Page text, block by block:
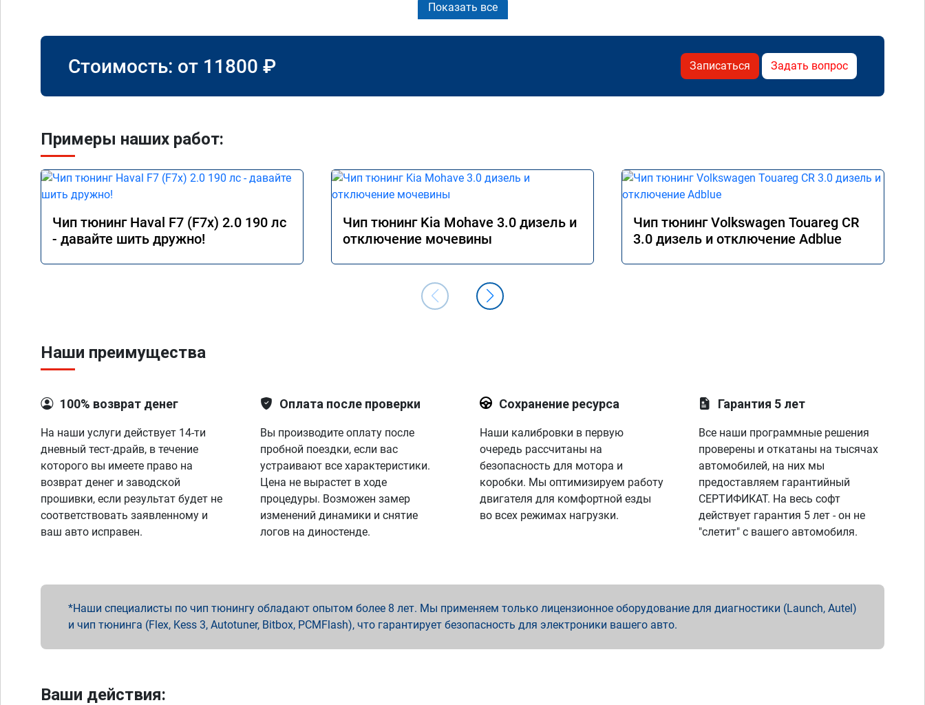
Показать все
Стоимость: от 11800 ₽ Записаться Задать вопрос
Примеры наших работ:
Чип тюнинг Haval F7 (F7x) 2.0 190 лс
- давайте шить дружно!
Чип тюнинг Kia Mohave 3.0 дизель и
отключение мочевины
Чип тюнинг Volkswagen Touareg CR
3.0 дизель и отключение Adblue
Наши преимущества
100% возврат денег
На наши услуги действует 14-ти
дневный тест-драйв, в течение
которого вы имеете право на
возврат денег и заводской
прошивки, если результат будет не
соответствовать заявленному и
ваш авто исправен.
Оплата после проверки
Вы производите оплату после
пробной поездки, если вас
устраивают все характеристики.
Цена не вырастет в ходе
процедуры. Возможен замер
изменений динамики и снятие
логов на диностенде.
Сохранение ресурса
Наши калибровки в первую
очередь рассчитаны на
безопасность для мотора и
коробки. Мы оптимизируем работу
двигателя для комфортной езды
во всех режимах нагрузки.
Гарантия 5 лет
Все наши программные решения
проверены и откатаны на тысячах
автомобилей, на них мы
предоставляем гарантийный
СЕРТИФИКАТ. На весь софт
действует гарантия 5 лет - он не
"слетит" с вашего автомобиля.
Наши специалисты по чип тюнингу обладают опытом более 8 лет. Мы применяем только лицензионное оборудование для диагностики (Launch, Autel)
и чип тюнинга (Flex, Kess 3, Autotuner, Bitbox, PCMFlash), что гарантирует безопасность для электроники вашего авто.
Ваши действия: